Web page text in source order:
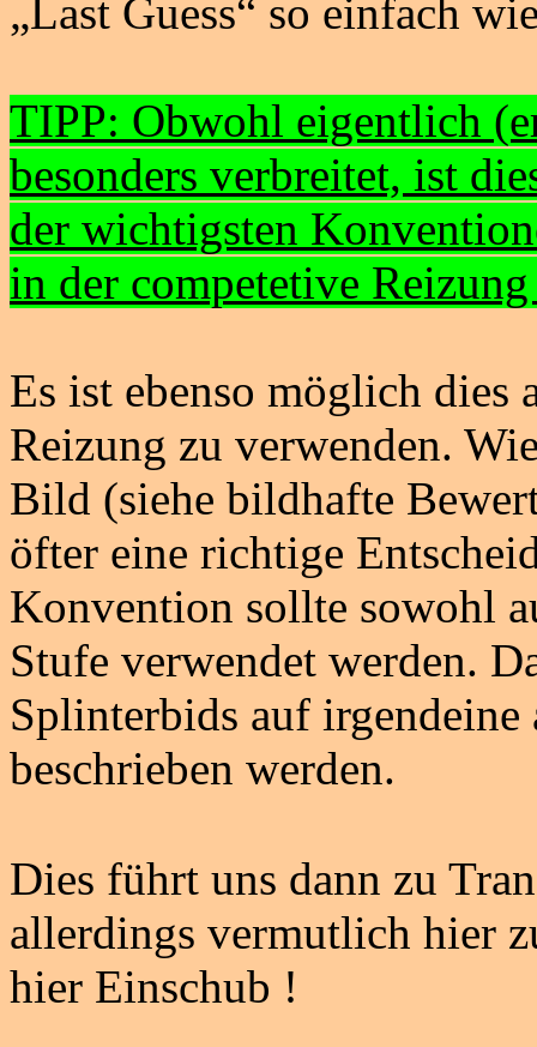
„Last Guess“ so einfach
TIPP: Obwohl eigentlich
besonders verbreitet, ist
der wichtigsten
in der competetive
Es ist ebenso möglich dies
Reizung zu verwenden.
Bild (siehe bildhafte
öfter eine richtige
Konvention sollte sowohl
Stufe verwendet werden.
Splinterbids auf irgendeine
beschrieben werden.
Dies führt uns dann zu
allerdings vermutlich hier
hier Einschub !